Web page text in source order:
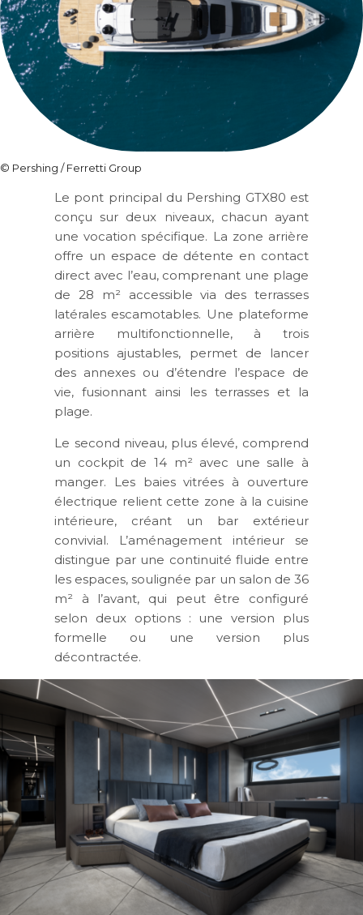
© Pershing / Ferretti Group
Le pont principal du Pershing GTX80 est
conçu sur deux niveaux, chacun ayant
une vocation spécifique. La zone arrière
offre un espace de détente en contact
direct avec l’eau, comprenant une plage
de 28 m² accessible via des terrasses
latérales escamotables. Une plateforme
arrière multifonctionnelle, à trois
positions ajustables, permet de lancer
des annexes ou d’étendre l’espace de
vie, fusionnant ainsi les terrasses et la
plage.
Le second niveau, plus élevé, comprend
un cockpit de 14 m² avec une salle à
manger. Les baies vitrées à ouverture
électrique relient cette zone à la cuisine
intérieure, créant un bar extérieur
convivial. L’aménagement intérieur se
distingue par une continuité fluide entre
les espaces, soulignée par un salon de 36
m² à l’avant, qui peut être configuré
selon deux options : une version plus
formelle ou une version plus
décontractée.